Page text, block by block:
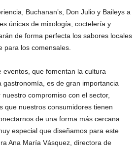
Buchanan’s, Don Julio y Baileys a
únicas de mixología, coctelería y
de forma perfecta los sabores locales
para los comensales.
eventos, que fomentan la cultura
gastronomía, es de gran importancia
compromiso con el sector,
que nuestros consumidores tienen
de una forma más cercana
especial que diseñamos para este
Ana María Vásquez, directora de